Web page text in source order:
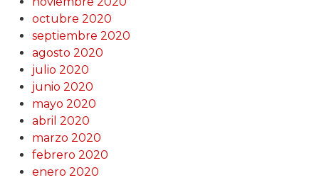
octubre 2020
septiembre 2020
agosto 2020
julio 2020
junio 2020
mayo 2020
abril 2020
marzo 2020
febrero 2020
enero 2020